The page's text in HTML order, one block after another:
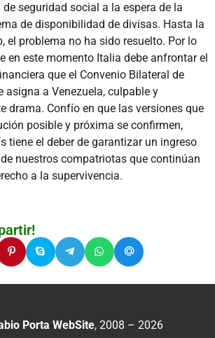
seguridad social a la espera de la
de disponibilidad de divisas. Hasta la
el problema no ha sido resuelto. Por lo
en este momento Italia debe anfrontar el
que el Convenio Bilateral de
asigna a Venezuela, culpable y
drama. Confío en que las versiones que
posible y próxima se confirmen,
tiene el deber de garantizar un ingreso
nuestros compatriotas que continúan
a la supervivencia.
Porta WebSite, 2008 – 2026